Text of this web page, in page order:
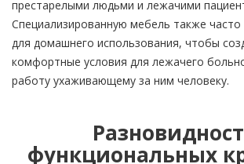
престарелыми людьми и лежачими
Специализированную мебель также
для домашнего использования, чтобы
комфортные условия для лежачего
работу ухаживающему за ним человеку.
функциональных